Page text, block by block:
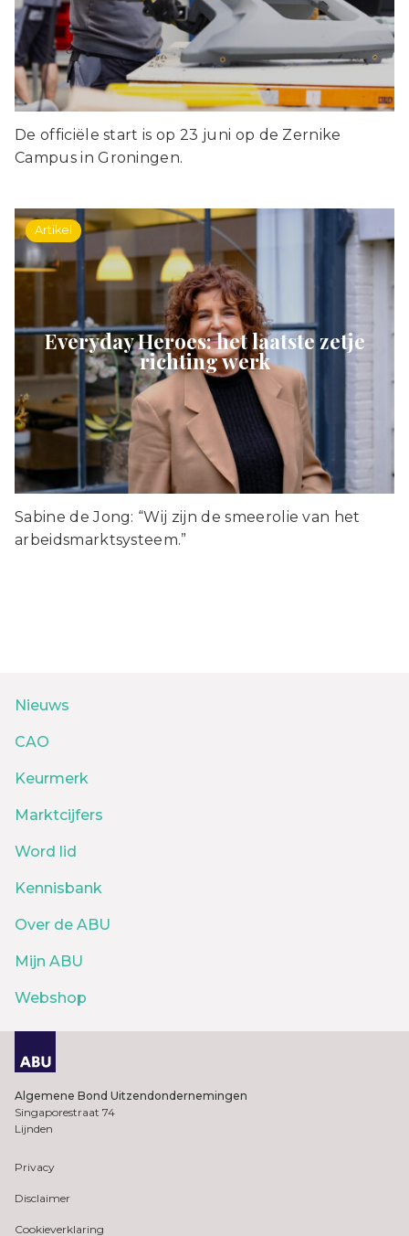
De officiële start is op 23 juni op de Zernike
Campus in Groningen.
Artikel
Everyday Heroes: het laatste zetje
richting werk
Sabine de Jong: “Wij zijn de smeerolie van het
arbeidsmarktsysteem.”
Nieuws
CAO
Keurmerk
Marktcijfers
Word lid
Kennisbank
Over de ABU
Mijn ABU
Webshop
Algemene Bond Uitzendondernemingen
Singaporestraat 74
Lijnden
Privacy
Disclaimer
Cookieverklaring